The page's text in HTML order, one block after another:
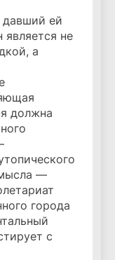
давший ей
является не
а
должна
—
города
с